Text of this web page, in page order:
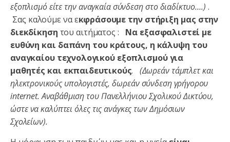
εξοπλισμό είτε την αναγκαία σύνδεση στο διαδίκτυο….) .
Σας καλούμε να εκφράσουμε την στήριξη μας στην
διεκδίκηση του αιτήματος :
Να εξασφαλιστεί με
ευθύνη και δαπάνη του κράτους, η κάλυψη του
αναγκαίου τεχνολογικού εξοπλισμού για
μαθητές και εκπαιδευτικούς. (Δωρεάν τάμπλετ και
ηλεκτρονικούς υπολογιστές, δωρεάν σύνδεση γρήγορου
internet. Αναβάθμιση του Πανελλήνιου Σχολικού Δικτύου,
ώστε να καλύπτει όλες τις ανάγκες των Δημόσιων
Σχολείων).